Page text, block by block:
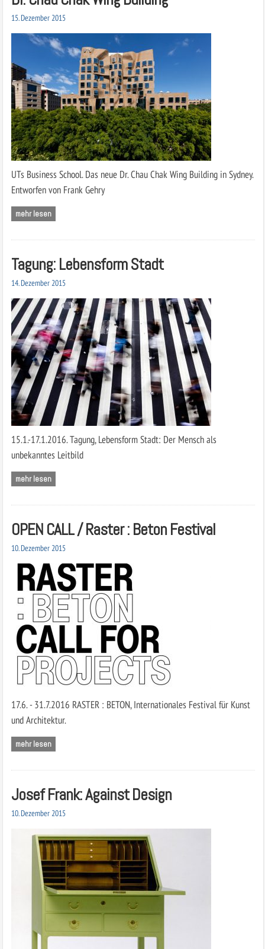
15. Dezember 2015
UTs Business School. Das neue Dr. Chau Chak Wing Building in Sydney.
Entworfen von Frank Gehry
mehr lesen
Tagung: Lebensform Stadt
14. Dezember 2015
15.1.-17.1.2016. Tagung, Lebensform Stadt: Der Mensch als
unbekanntes Leitbild
mehr lesen
OPEN CALL / Raster : Beton Festival
10. Dezember 2015
17.6. - 31.7.2016 RASTER : BETON, Internationales Festival für Kunst
und Architektur.
mehr lesen
Josef Frank: Against Design
10. Dezember 2015